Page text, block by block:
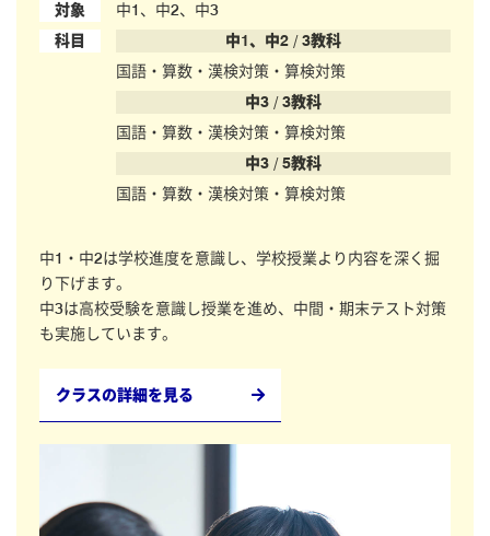
対象
中1、中2、中3
科目
中1、中2 / 3教科
国語・算数・漢検対策・算検対策
中3 / 3教科
国語・算数・漢検対策・算検対策
中3 / 5教科
国語・算数・漢検対策・算検対策
中1・中2は学校進度を意識し、学校授業より内容を深く掘
り下げます。
中3は高校受験を意識し授業を進め、中間・期末テスト対策
も実施しています。
クラスの詳細を見る